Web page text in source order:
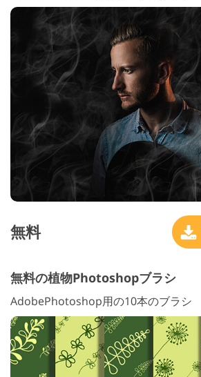
無料
無料の植物Photoshopブラシ
AdobePhotoshop用の10本のブラシ